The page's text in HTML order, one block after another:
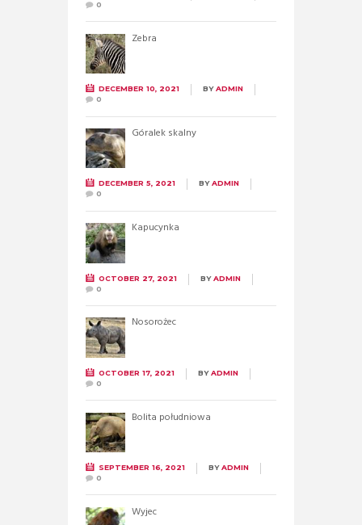
0
Zebra
DECEMBER 10, 2021 BYADMIN
0
Góralek skalny
DECEMBER 5, 2021 BYADMIN
0
Kapucynka
OCTOBER 27, 2021 BYADMIN
0
Nosorożec
OCTOBER 17, 2021 BYADMIN
0
Bolita południowa
SEPTEMBER 16, 2021 BYADMIN
0
Wyjec